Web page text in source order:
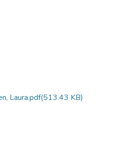
Laura.pdf(513.43 KB)